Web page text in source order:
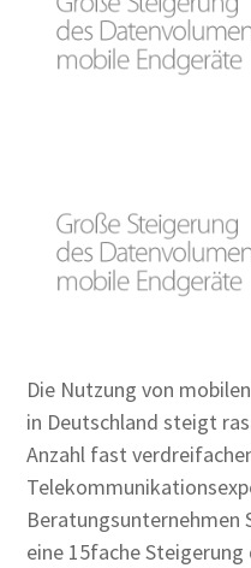
Die Nutzung von
in Deutschland steigt
Anzahl fast
Beratungsunternehmen
eine 15fache